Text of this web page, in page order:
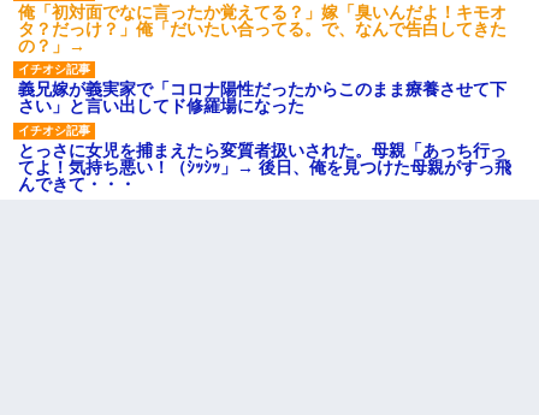
俺「初対面でなに言ったか覚えてる？」嫁「臭いんだよ！キモオ
タ？だっけ？」俺「だいたい合ってる。で、なんで告白してきた
の？」→
義兄嫁が義実家で「コロナ陽性だったからこのまま療養させて下
さい」と言い出してド修羅場になった
とっさに女児を捕まえたら変質者扱いされた。母親「あっち行っ
てよ！気持ち悪い！（ｼｯｼｯ」→ 後日、俺を見つけた母親がすっ飛
んできて・・・